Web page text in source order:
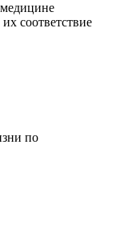
соответствие
по